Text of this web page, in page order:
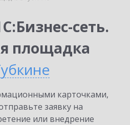
сеть.
площадка
карточками,
заявку на
или внедрение